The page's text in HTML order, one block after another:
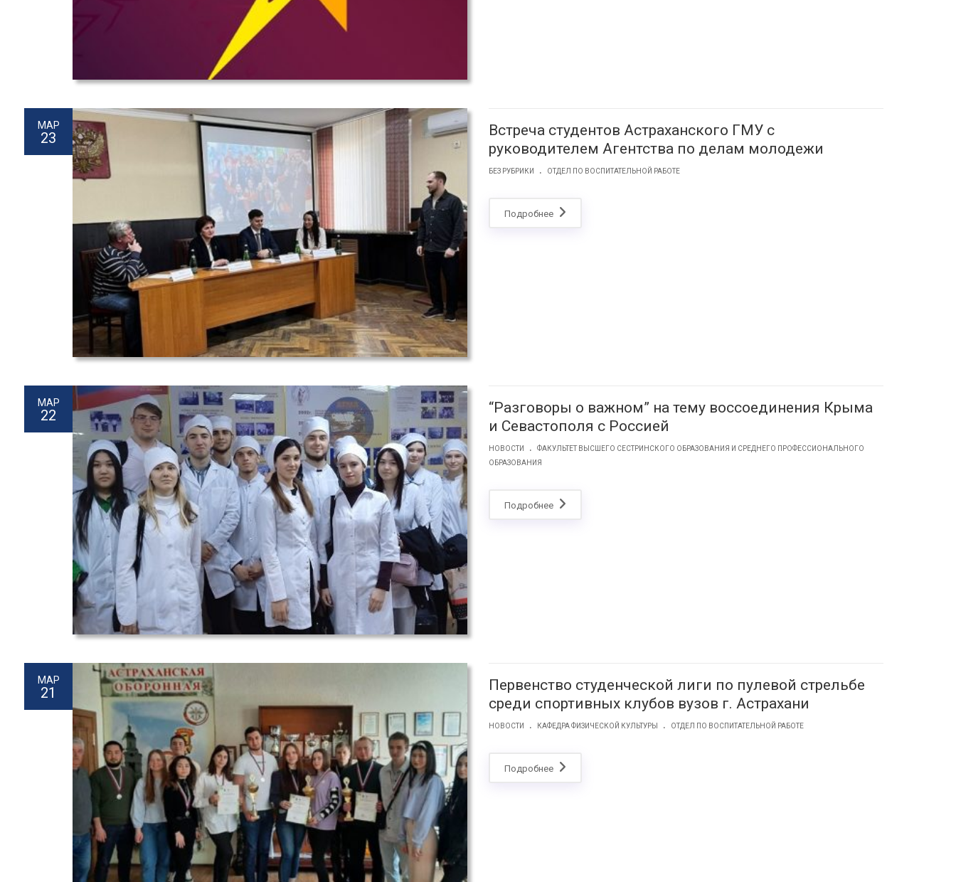
МАР
23
Встреча студентов Астраханского ГМУ с
руководителем Агентства по делам молодежи
БЕЗ РУБРИКИ . ОТДЕЛ ПО ВОСПИТАТЕЛЬНОЙ РАБОТЕ
Подробнее
МАР
22
“Разговоры о важном” на тему воссоединения Крыма
и Севастополя с Россией
НОВОСТИ .
ФАКУЛЬТЕТ ВЫСШЕГО СЕСТРИНСКОГО ОБРАЗОВАНИЯ И СРЕДНЕГО ПРОФЕССИОНАЛЬНОГО
ОБРАЗОВАНИЯ
Подробнее
МАР
21
Первенство студенческой лиги по пулевой стрельбе
среди спортивных клубов вузов г. Астрахани
НОВОСТИ . КАФЕДРА ФИЗИЧЕСКОЙ КУЛЬТУРЫ . ОТДЕЛ ПО ВОСПИТАТЕЛЬНОЙ РАБОТЕ
Подробнее